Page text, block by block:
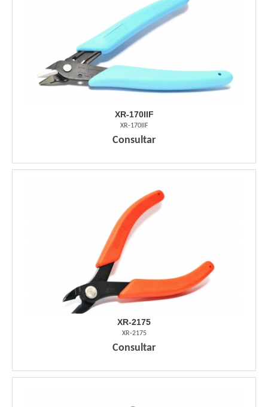
XR-170IIF
XR-170IIF
Consultar
XR-2175
XR-2175
Consultar